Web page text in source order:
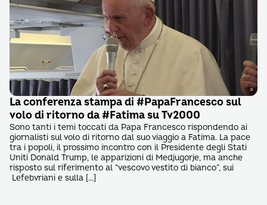
La conferenza stampa di #PapaFrancesco sul
volo di ritorno da #Fatima su Tv2000
Sono tanti i temi toccati da Papa Francesco rispondendo ai
giornalisti sul volo di ritorno dal suo viaggio a Fatima. La pace
tra i popoli, il prossimo incontro con il Presidente degli Stati
Uniti Donald Trump, le apparizioni di Medjugorje, ma anche
risposto sul riferimento al “vescovo vestito di bianco”, sui
Lefebvriani e sulla […]